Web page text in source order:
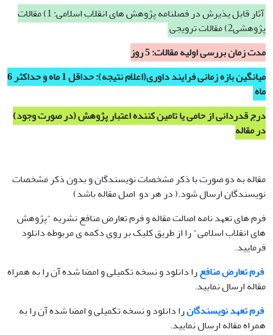
آثار قابل پذیرش در فصلنامه پژوهش های انقلاب اسلامی: 1) مقالات
پژوهشی2) مقالات ترویجی
مدت زمان بررسی اولیه مقالات: 5 روز
میانگین بازه زمانی فرایند داوری(اعلام نتیجه): حداقل 1 ماه و حداکثر 6
ماه
درج قدردانی از حامی یا تامین کننده اعتبار پژوهش (در صورت وجود)
در مقاله
مقاله به دو صورت با ذکر مشخصات نویسندگان و بدون ذکر مشخصات
نویسندگان ارسال شود.( در هر دو اصل مقاله باشد)
فرم های تعهد نامه اصالت مقاله و فرم تعارض منافع نشریه "پژوهش
های انقلاب اسلامی" را از طریق کلیک بر روی دکمه ی مربوطه دانلود
فرمایید.
فرم تعارض منافعرا دانلود و نسخه تکمیلی و امضا شده آن را به همراه
مقاله ارسال نمایید.
فرم تعهد نویسندگانرا دانلود و نسخه تکمیلی و امضا شده آن را به
همراه مقاله ارسال نمایید.